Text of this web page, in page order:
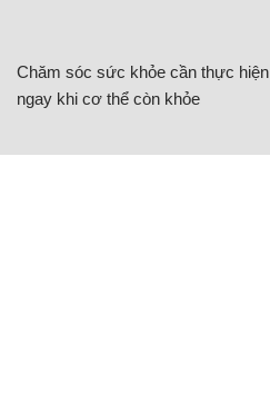
Chăm sóc sức khỏe cần thực hiện
ngay khi cơ thể còn khỏe